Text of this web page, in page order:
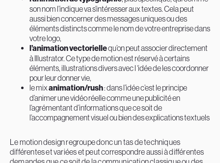
son nom l’indique va s’intéresser aux textes. Cela peut
aussi bien concerner des messages uniques ou des
éléments distincts comme le nom de votre entreprise dans
votre logo,
l’animation vectoriellequ’on peut associer directement
à Illustrator. Ce type de motion est réservé à certains
éléments, illustrations divers avec l ‘idée de les coordonner
pour leur donner vie,
le mixanimation/rush: dans l’idée c’est le principe
d’animer une vidéo réelle comme une publicité en
l’agrémentant d’informations que ce soit de
l’accompagnement visuel ou bien des explications textuels
Le motion design regroupe donc un tas de techniques
différentes et variées et peut correspondre aussi à différentes